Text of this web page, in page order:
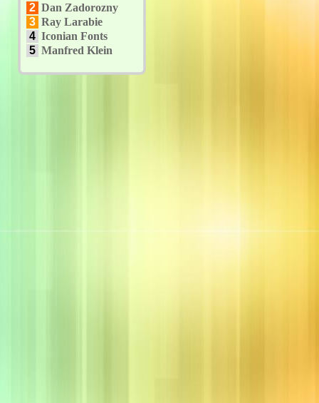
2 Dan Zadorozny
3 Ray Larabie
4 Iconian Fonts
5 Manfred Klein